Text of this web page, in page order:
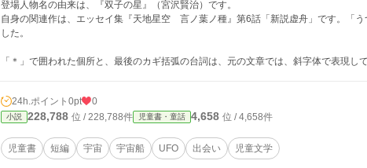
登場人物名の由来は、『双子の星』（宮沢賢治）です。
自身の関連作は、エッセイ集『天地星空 言ノ葉ノ種』第6話「新説虚舟」です。「
した。
「＊」で囲われた個所と、最後のカギ括弧の台詞は、元の文章では、斜字体で表現して
24h.ポイント 0pt 0
小説 228,788 位 / 228,788件 児童書・童話 4,658 位 / 4,658件
児童書 短編 宇宙 宇宙船 UFO 出会い 児童文学